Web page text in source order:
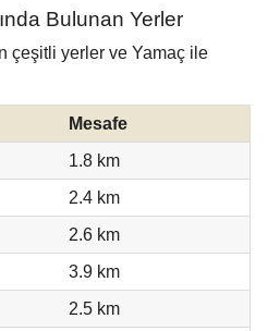
Bulunan Yerler
çeşitli yerler ve Yamaç ile
Mesafe
1.8 km
2.4 km
2.6 km
3.9 km
2.5 km